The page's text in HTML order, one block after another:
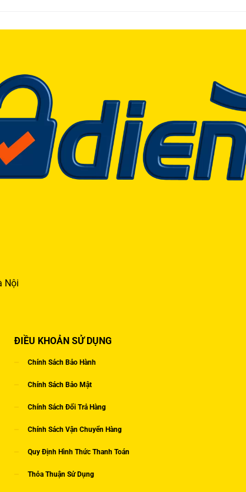
Nội
ĐIỀU KHOẢN SỬ DỤNG
Chính Sách Bảo Hành
Chính Sách Bảo Mật
Chính Sách Đổi Trả Hàng
Chính Sách Vận Chuyển Hàng
Quy Định Hình Thức Thanh Toán
Thỏa Thuận Sử Dụng